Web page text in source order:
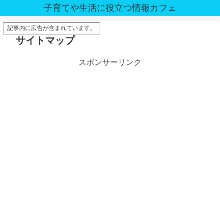
子育てや生活に役立つ情報カフェ
記事内に広告が含まれています。
サイトマップ
スポンサーリンク